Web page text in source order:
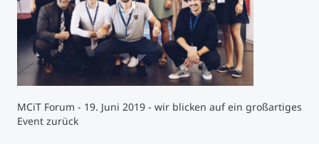
Maßgeschneiderte Programme
Studienberatung
Executive Education Finder
MCiT Forum - 19. Juni 2019 - wir blicken auf ein großartiges
Event zurück